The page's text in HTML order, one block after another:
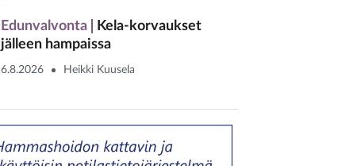
Edunvalvonta
Kela-korvaukset
jälleen hampaissa
6.8.2026 Heikki Kuusela